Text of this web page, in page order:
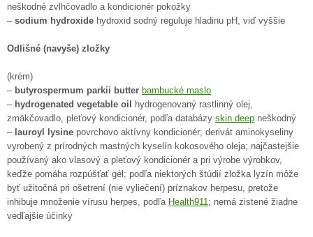
neškodné zvlhčovadlo a kondicionér pokožky
– sodium hydroxide hydroxid sodný reguluje hladinu pH, viď vyššie
Odlišné (navyše) zložky
(krém)
– butyrospermum parkii butter bambucké maslo
– hydrogenated vegetable oil hydrogenovaný rastlinný olej,
zmäkčovadlo, pleťový kondicionér, podľa databázy skin deep neškodný
– lauroyl lysine povrchovo aktívny kondicionér; derivát aminokyseliny
vyrobený z prírodných mastných kyselín kokosového oleja; najčastejšie
používaný ako vlasový a pleťový kondicionér a pri výrobe výrobkov,
keďže pomáha rozpúšťať gél; podľa niektorých štúdií zložka lyzín môže
byť užitočná pri ošetrení (nie vyliečení) príznakov herpesu, pretože
inhibuje množenie vírusu herpes, podľa Health911 ; nemá zistené žiadne
vedľajšie účinky